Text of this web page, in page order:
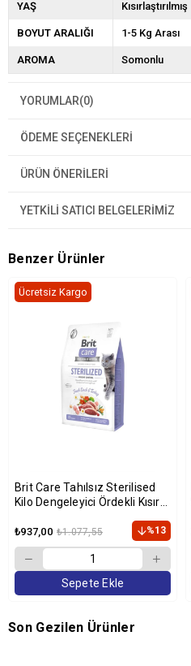
YAŞ Kısırlaştırılmış
BOYUT ARALIĞI 1-5 Kg Arası
AROMA Somonlu
YORUMLAR(0)
ÖDEME SEÇENEKLERI
ÜRÜN ÖNERILERI
YETKİLİ SATICI BELGELERİMİZ
Benzer Ürünler
Brit Care Tahılsız Sterilised
Kilo Dengeleyici Ördekli Kısır
₺937,00 ₺1.077,55 %13
Ücretsiz Kargo
Sepete Ekle
Son Gezilen Ürünler